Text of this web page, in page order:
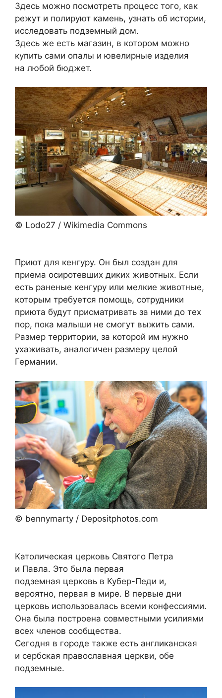
Здесь можно посмотреть процесс того, как
режут и полируют камень, узнать об истории,
исследовать подземный дом.
Здесь же есть магазин, в котором можно
купить сами опалы и ювелирные изделия
на любой бюджет.
© Lodo27 / Wikimedia Commons
Приют для кенгуру. Он был создан для
приема осиротевших диких животных. Если
есть раненые кенгуру или мелкие животные,
которым требуется помощь, сотрудники
приюта будут присматривать за ними до тех
пор, пока малыши не смогут выжить сами.
Размер территории, за которой им нужно
ухаживать, аналогичен размеру целой
Германии.
© bennymarty / Depositphotos.com
Католическая церковь Святого Петра
и Павла. Это была первая
подземная церковь в Кубер-Педи и,
вероятно, первая в мире. В первые дни
церковь использовалась всеми конфессиями.
Она была построена совместными усилиями
всех членов сообщества.
Сегодня в городе также есть англиканская
и сербская православная церкви, обе
подземные.